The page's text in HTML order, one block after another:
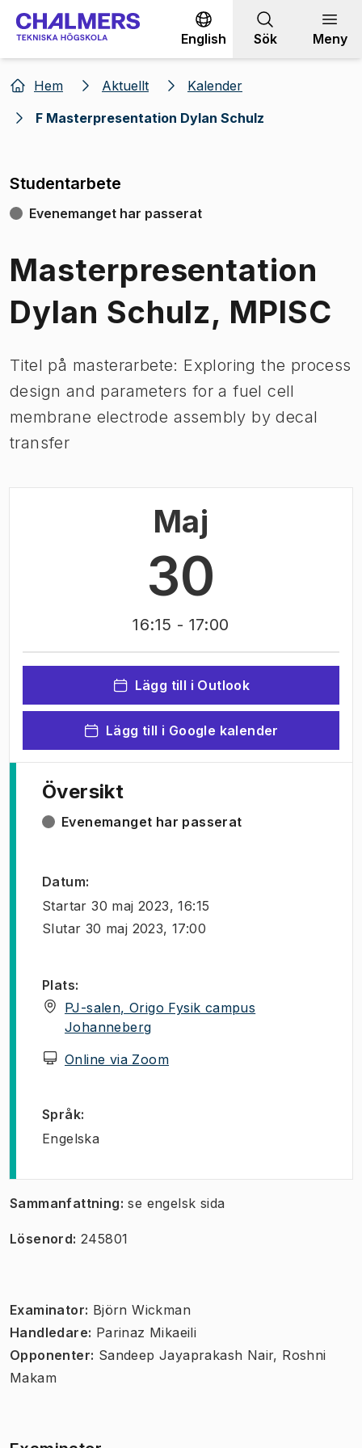
Gå till innehållet
English Sök Meny
Hem Aktuellt
Kalender
F Masterpresentation Dylan Schulz
Studentarbete
Evenemanget har passerat
Masterpresentation
Dylan Schulz, MPISC
Titel på masterarbete: Exploring the process
design and parameters for a fuel cell
membrane electrode assembly by decal
transfer
Maj
30
16:15 - 17:00
Lägg till i Outlook
Lägg till i Google kalender
Översikt
Evenemanget har passerat
Datum:
Startar 30 maj 2023, 16:15
Slutar 30 maj 2023, 17:00
Plats:
PJ-salen, Origo Fysik campus
Johanneberg(
Online via Zoom(
Språk:
Engelska
Sammanfattning: se engelsk sida
Lösenord: 245801
Examinator: Björn Wickman
Handledare: Parinaz Mikaeili
Opponenter: Sandeep Jayaprakash Nair, Roshni
Makam